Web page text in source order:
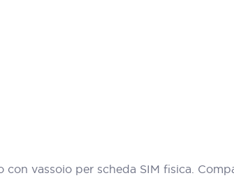
con vassoio per scheda SIM fisica.